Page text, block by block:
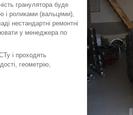
гранулятора буде
і роликами (вальцями),
нестандартні ремонтні
у менеджера по
і проходять
геометрію,